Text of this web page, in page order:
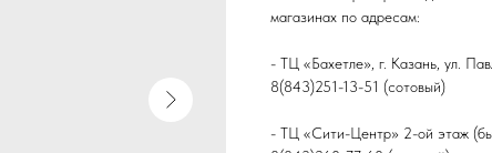
магазинах по адресам:
- ТЦ «Бахетле», г. Казань, ул.
8(843)251-13-51 (сотовый)
- ТЦ «Сити-Центр» 2-ой этаж